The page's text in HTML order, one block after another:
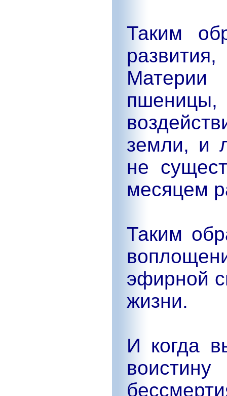
Таким
пшеницы,
земли, и
не
месяцем
Таким
эфирной
жизни.
И когда